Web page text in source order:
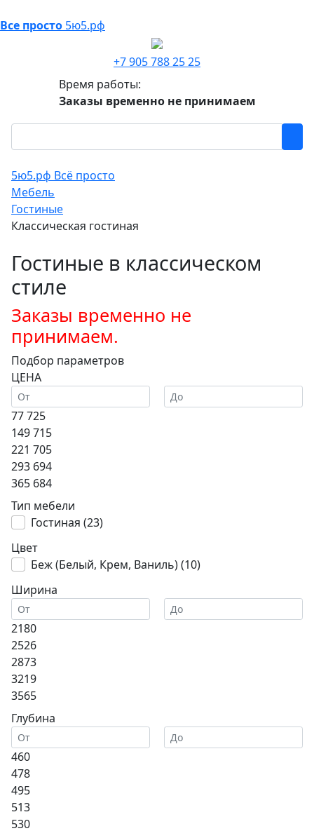
Все просто 5ю5.рф
+7 905 788 25 25
Время работы:
Заказы временно не принимаем
5ю5.рф Всё просто
Мебель
Гостиные
Классическая гостиная
Гостиные в классическом
стиле
Заказы временно не
принимаем.
Подбор параметров
ЦЕНА
77 725
149 715
221 705
293 694
365 684
Тип мебели
Гостиная (23)
Цвет
Беж (Белый, Крем, Ваниль) (10)
Ширина
2180
2526
2873
3219
3565
Глубина
460
478
495
513
530